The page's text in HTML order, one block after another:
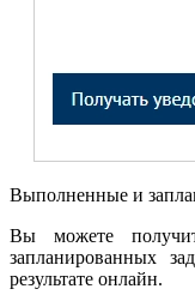
Выполненные и
Вы можете
запланированных
результате онлайн.